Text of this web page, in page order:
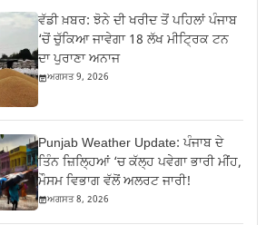
ਵੱਡੀ ਖ਼ਬਰ: ਝੋਨੇ ਦੀ ਖਰੀਦ ਤੋਂ ਪਹਿਲਾਂ ਪੰਜਾਬ
‘ਚੋਂ ਚੁੱਕਿਆ ਜਾਵੇਗਾ 18 ਲੱਖ ਮੀਟ੍ਰਿਕ ਟਨ
ਦਾ ਪੁਰਾਣਾ ਅਨਾਜ
ਅਗਸਤ 9, 2026
Punjab Weather Update: ਪੰਜਾਬ ਦੇ
ਤਿੰਨ ਜ਼‍ਿਲ੍ਹਿਆਂ ‘ਚ ਕੱਲ੍ਹ ਪਵੇਗਾ ਭਾਰੀ ਮੀਂਹ,
ਮੌਸਮ ਵਿਭਾਗ ਵੱਲੋਂ ਅਲਰਟ ਜਾਰੀ!
ਅਗਸਤ 8, 2026